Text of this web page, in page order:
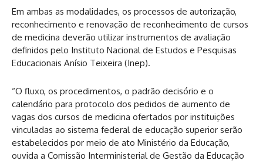
Em ambas as modalidades, os processos de autorização,
reconhecimento e renovação de reconhecimento de cursos
de medicina deverão utilizar instrumentos de avaliação
definidos pelo Instituto Nacional de Estudos e Pesquisas
Educacionais Anísio Teixeira (Inep).
“O fluxo, os procedimentos, o padrão decisório e o
calendário para protocolo dos pedidos de aumento de
vagas dos cursos de medicina ofertados por instituições
vinculadas ao sistema federal de educação superior serão
estabelecidos por meio de ato Ministério da Educação,
ouvida a Comissão Interministerial de Gestão da Educação